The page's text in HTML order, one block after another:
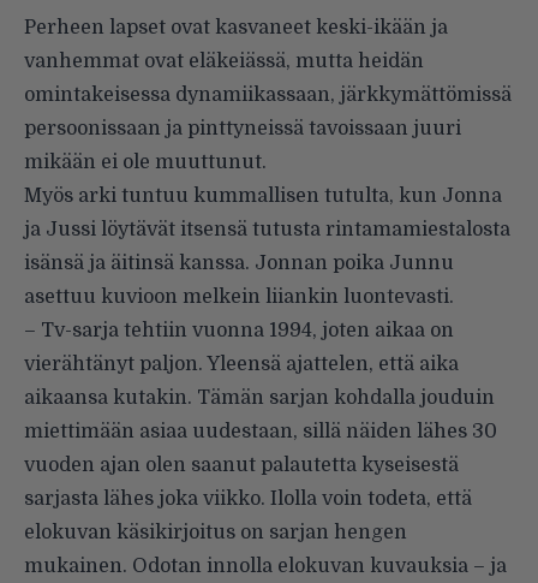
Perheen lapset ovat kasvaneet keski-ikään ja
vanhemmat ovat eläkeiässä, mutta heidän
omintakeisessa dynamiikassaan, järkkymättömissä
persoonissaan ja pinttyneissä tavoissaan juuri
mikään ei ole muuttunut.
Myös arki tuntuu kummallisen tutulta, kun Jonna
ja Jussi löytävät itsensä tutusta rintamamiestalosta
isänsä ja äitinsä kanssa. Jonnan poika Junnu
asettuu kuvioon melkein liiankin luontevasti.
– Tv-sarja tehtiin vuonna 1994, joten aikaa on
vierähtänyt paljon. Yleensä ajattelen, että aika
aikaansa kutakin. Tämän sarjan kohdalla jouduin
miettimään asiaa uudestaan, sillä näiden lähes 30
vuoden ajan olen saanut palautetta kyseisestä
sarjasta lähes joka viikko. Ilolla voin todeta, että
elokuvan käsikirjoitus on sarjan hengen
mukainen. Odotan innolla elokuvan kuvauksia – ja